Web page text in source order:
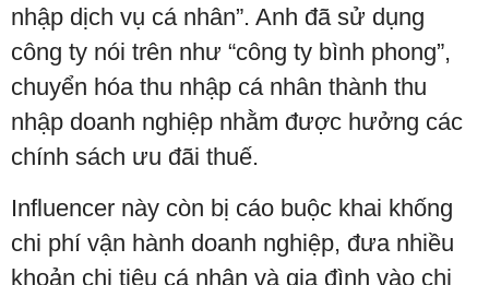
nhập dịch vụ cá nhân”. Anh đã sử dụng
công ty nói trên như “công ty bình phong”,
chuyển hóa thu nhập cá nhân thành thu
nhập doanh nghiệp nhằm được hưởng các
chính sách ưu đãi thuế.
Influencer này còn bị cáo buộc khai khống
chi phí vận hành doanh nghiệp, đưa nhiều
khoản chi tiêu cá nhân và gia đình vào chi